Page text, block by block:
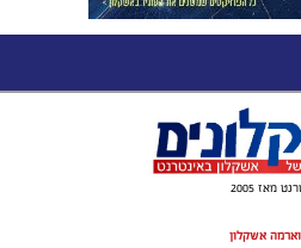
2005
אשקלון